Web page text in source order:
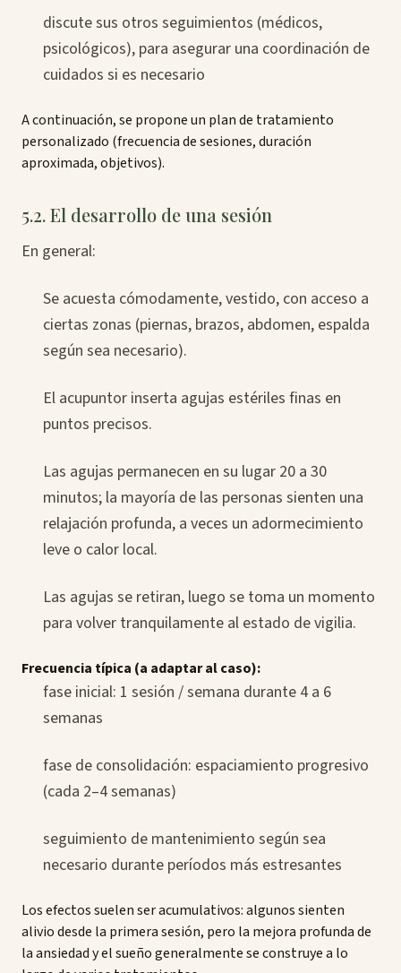
discute sus otros seguimientos (médicos,
psicológicos), para asegurar una coordinación de
cuidados si es necesario
A continuación, se propone un plan de tratamiento
personalizado (frecuencia de sesiones, duración
aproximada, objetivos).
5.2. El desarrollo de una sesión
En general:
Se acuesta cómodamente, vestido, con acceso a
ciertas zonas (piernas, brazos, abdomen, espalda
según sea necesario).
El acupuntor inserta agujas estériles finas en
puntos precisos.
Las agujas permanecen en su lugar 20 a 30
minutos; la mayoría de las personas sienten una
relajación profunda, a veces un adormecimiento
leve o calor local.
Las agujas se retiran, luego se toma un momento
para volver tranquilamente al estado de vigilia.
Frecuencia típica (a adaptar al caso):
fase inicial: 1 sesión / semana durante 4 a 6
semanas
fase de consolidación: espaciamiento progresivo
(cada 2–4 semanas)
seguimiento de mantenimiento según sea
necesario durante períodos más estresantes
Los efectos suelen ser acumulativos: algunos sienten
alivio desde la primera sesión, pero la mejora profunda de
la ansiedad y el sueño generalmente se construye a lo